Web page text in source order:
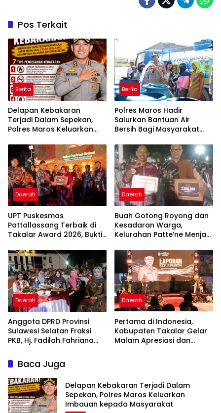
Pos Terkait
Berita
Delapan Kebakaran
Terjadi Dalam Sepekan,
Polres Maros Keluarkan
Masyarakat
Berita
Polres Maros Hadir
Salurkan Bantuan Air
Bersih Bagi Masyarakat
Di Maros
Daerah
UPT Puskesmas
Pattallassang Terbaik di
Takalar Award 2026, Bukti
Pelayanan Kesehatan
Berkualitas
Daerah
Buah Gotong Royong dan
Kesadaran Warga,
Kelurahan Patte’ne Menjadi
2026
Daerah
Anggota DPRD Provinsi
Sulawesi Selatan Fraksi
PKB, Hj. Fadilah Fahriana
Takalar Menyalakan
Lentera Pengabdian
Melalui Malam Apresiasi
dan Inovasi Award 2026
Daerah
Pertama di Indonesia,
Kabupaten Takalar Gelar
Malam Apresiasi dan
Baca Juga
Delapan Kebakaran Terjadi Dalam
Sepekan, Polres Maros Keluarkan
Imbauan kepada Masyarakat